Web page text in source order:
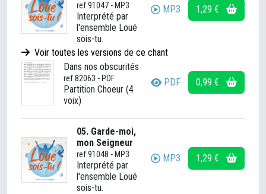
ref.91047 - MP3
Interprété par
l'ensemble Loué
sois-tu.
MP3 1,29 €
Voir toutes les versions de ce chant
Dans nos obscurités
ref.82063 - PDF
Partition Choeur (4
voix)
PDF 0,99 €
05. Garde-moi,
mon Seigneur
ref.91048 - MP3
Interprété par
l'ensemble Loué
sois-tu.
MP3 1,29 €